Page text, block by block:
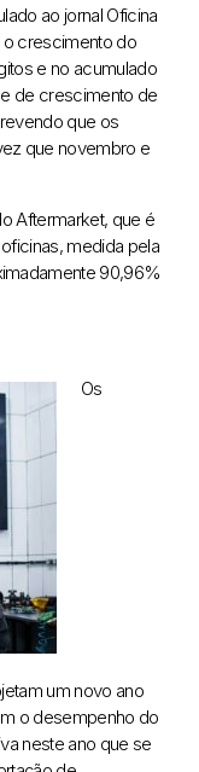
ao jornal Oficina
o crescimento do
e no acumulado
de crescimento de
que os
que novembro e
Aftermarket, que é
medida pela
90,96%
Os
um novo ano
o desempenho do
neste ano que se